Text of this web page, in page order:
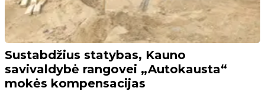
Sustabdžius statybas, Kauno
savivaldybė rangovei „Autokausta“
mokės kompensacijas